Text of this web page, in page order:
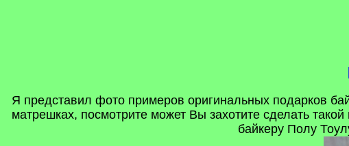
Я представил фото примеров оригинальных подарков
матрешках, посмотрите может Вы захотите сделать
байкеру Полу